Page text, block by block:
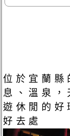
位於宜蘭縣
息、溫泉，
遊休閒的好
好去處